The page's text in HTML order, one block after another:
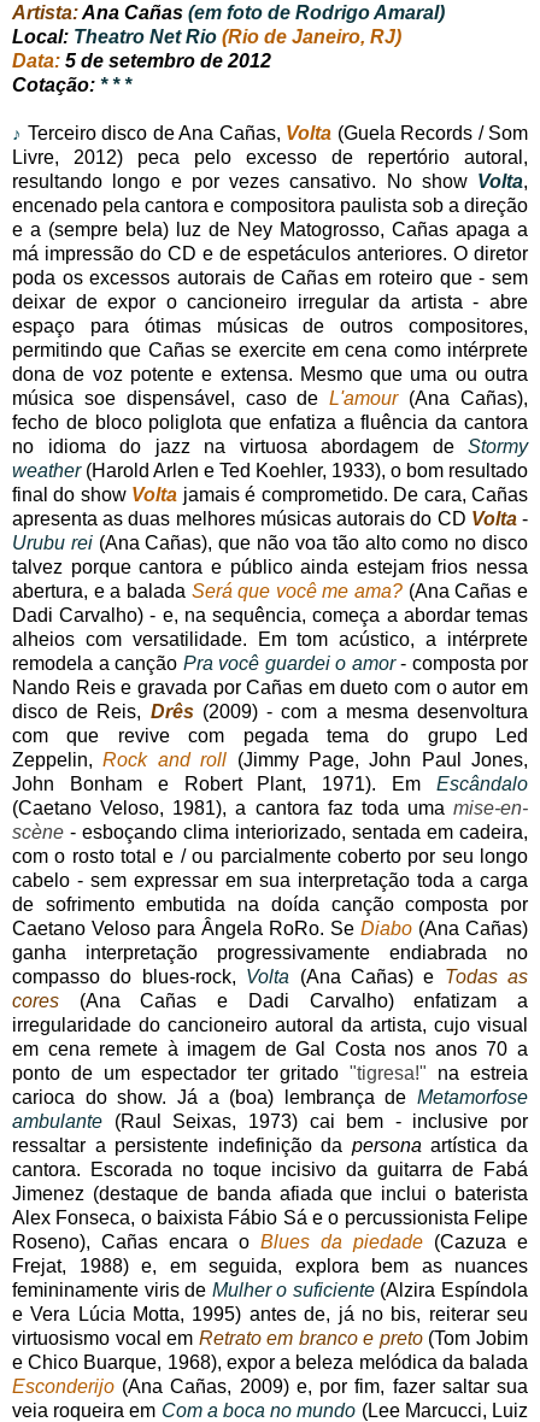
Artista:Ana Cañas (em foto de Rodrigo Amaral)
Local: Theatro Net Rio (Rio de Janeiro, RJ)
Data: 5 de setembro de 2012
Cotação: * * *
♪ Terceiro disco de Ana Cañas, Volta (Guela Records / Som
Livre, 2012) peca pelo excesso de repertório autoral,
resultando longo e por vezes cansativo. No show Volta,
encenado pela cantora e compositora paulista sob a direção
e a (sempre bela) luz de Ney Matogrosso, Cañas apaga a
má impressão do CD e de espetáculos anteriores. O diretor
poda os excessos autorais de Cañas em roteiro que - sem
deixar de expor o cancioneiro irregular da artista - abre
espaço para ótimas músicas de outros compositores,
permitindo que Cañas se exercite em cena como intérprete
dona de voz potente e extensa. Mesmo que uma ou outra
música soe dispensável, caso deL'amour(Ana Cañas),
fecho de bloco poliglota que enfatiza a fluência da cantora
no idioma do jazz na virtuosa abordagem de Stormy
weather(Harold Arlen e Ted Koehler, 1933), o bom resultado
final do show Volta jamais é comprometido. De cara, Cañas
apresenta as duas melhores músicas autorais do CD Volta-
Urubu rei(Ana Cañas), que não voa tão alto como no disco
talvez porque cantora e público ainda estejam frios nessa
abertura, e a balada Será que você me ama? (Ana Cañas e
Dadi Carvalho) - e, na sequência, começa a abordar temas
alheios com versatilidade. Em tom acústico, a intérprete
remodela a canção Pra você guardei o amor- composta por
Nando Reis e gravada por Cañas em dueto com o autor em
disco de Reis, Drês(2009) - com a mesma desenvoltura
com que revive com pegada tema do grupo Led
Zeppelin,Rock and roll (Jimmy Page, John Paul Jones,
John Bonham e Robert Plant, 1971). Em
Escândalo
(Caetano Veloso, 1981), a cantora faz toda uma mise-en-
scène - esboçando clima interiorizado, sentada em cadeira,
com o rosto total e / ou parcialmente coberto por seu longo
cabelo - sem expressar em sua interpretação toda a carga
de sofrimento embutida na doída canção composta por
Caetano Veloso para Ângela RoRo. Se Diabo (Ana Cañas)
ganha interpretação progressivamente endiabrada no
compasso do blues-rock, Volta (Ana Cañas) e Todas as
cores (Ana Cañas e Dadi Carvalho) enfatizam a
irregularidade do cancioneiro autoral da artista, cujo visual
em cena remete à imagem de Gal Costa nos anos 70 a
ponto de um espectador ter gritado "tigresa!" na estreia
carioca do show. Já a (boa) lembrança de Metamorfose
ambulante (Raul Seixas, 1973) cai bem - inclusive por
ressaltar a persistente indefinição da persona artística da
cantora. Escorada no toque incisivo da guitarra de Fabá
Jimenez (destaque de banda afiada que inclui o baterista
Alex Fonseca, o baixista Fábio Sá e o percussionista Felipe
Roseno), Cañas encara o Blues da piedade (Cazuza e
Frejat, 1988) e, em seguida, explora bem as nuances
femininamente viris de Mulher o suficiente(Alzira Espíndola
e Vera Lúcia Motta, 1995) antes de, já no bis, reiterar seu
virtuosismo vocal em Retrato em branco e preto(Tom Jobim
e Chico Buarque, 1968), expor a beleza melódica da balada
Esconderijo (Ana Cañas, 2009) e, por fim, fazer saltar sua
veia roqueira em Com a boca no mundo (Lee Marcucci, Luiz